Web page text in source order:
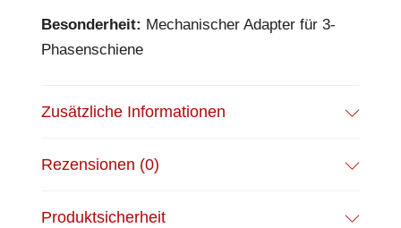
Besonderheit: Mechanischer Adapter für 3-
Phasenschiene
Zusätzliche Informationen
Rezensionen (0)
Produktsicherheit